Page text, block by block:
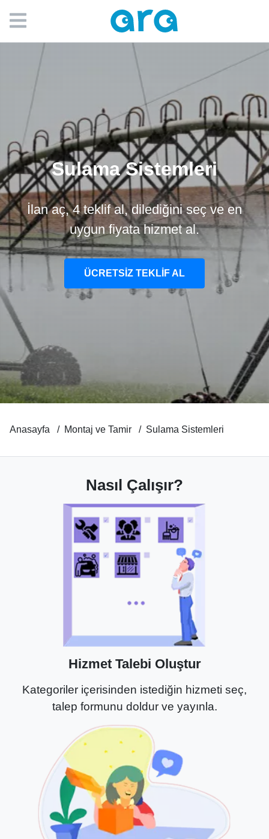
Sulama Sistemleri
İlan aç, 4 teklif al, dilediğini seç ve en
uygun fiyata hizmet al.
ÜCRETSİZ TEKLİF AL
Anasayfa Montaj ve Tamir Sulama Sistemleri
Nasıl Çalışır?
Hizmet Talebi Oluştur
Kategoriler içerisinden istediğin hizmeti seç,
talep formunu doldur ve yayınla.